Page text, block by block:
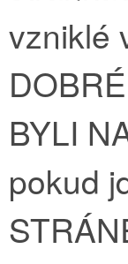
vzniklé
BYLI
pokud